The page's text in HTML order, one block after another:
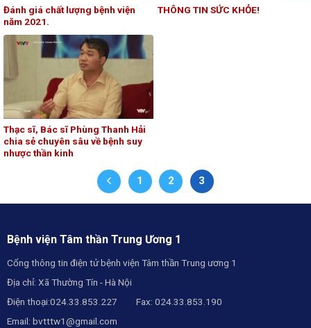
Đánh giá chất lượng bệnh viện
năm 2021.
THÔNG TIN SỨC KHỎE!
Thạc sĩ, Bác sĩ Phùng Thanh Hải
chia sẻ chuyên sâu về bệnh suy
nhược thần kinh
1 2 3
Bệnh viện Tâm thần Trung Ương 1
Cổng thông tin điện tử bệnh viện Tâm thần Trung ương 1
Địa chỉ: Xã Thường Tín - Hà Nội
Điện thoại:024.33.853.227 Fax: 024.33.853.190
Email: bvtttw1@gmail.com